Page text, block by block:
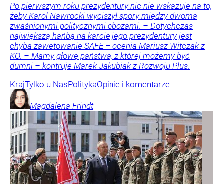
Po pierwszym roku prezydentury nic nie wskazuje na to,
żeby Karol Nawrocki wyciszył spory między dwoma
zwaśnionymi politycznymi obozami. – Dotychczas
największą hańbą na karcie jego prezydentury jest
chyba zawetowanie SAFE – ocenia Mariusz Witczak z
KO. – Mamy głowę państwa, z której możemy być
dumni – kontruje Marek Jakubiak z Rozwoju Plus.
KrajTylko u NasPolitykaOpinie i komentarze
Magdalena Frindt